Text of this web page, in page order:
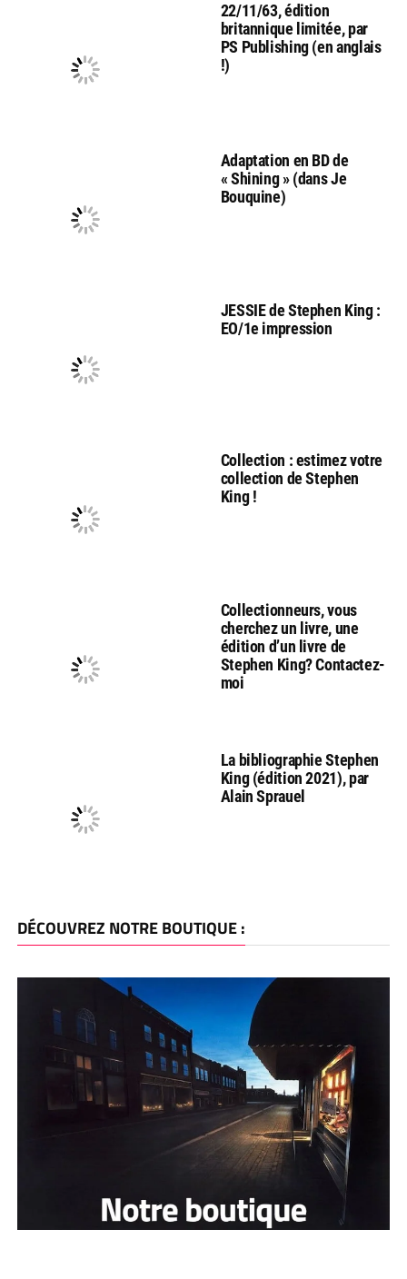
22/11/63, édition
britannique limitée, par
PS Publishing (en anglais
!)
Adaptation en BD de
« Shining » (dans Je
Bouquine)
JESSIE de Stephen King :
EO/1e impression
Collection : estimez votre
collection de Stephen
King !
Collectionneurs, vous
cherchez un livre, une
édition d’un livre de
Stephen King? Contactez-
moi
La bibliographie Stephen
King (édition 2021), par
Alain Sprauel
DÉCOUVREZ NOTRE BOUTIQUE :